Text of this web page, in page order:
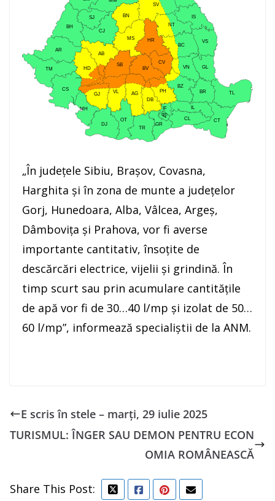
„În județele Sibiu, Brașov, Covasna,
Harghita și în zona de munte a județelor
Gorj, Hunedoara, Alba, Vâlcea, Argeș,
Dâmbovița și Prahova, vor fi averse
importante cantitativ, însoțite de
descărcări electrice, vijelii și grindină. În
timp scurt sau prin acumulare cantitățile
de apă vor fi de 30…40 l/mp și izolat de 50…
60 l/mp”, informează specialiștii de la ANM.
E scris în stele – marți, 29 iulie 2025
TURISMUL: ÎNGER SAU DEMON PENTRU ECON
OMIA ROMÂNEASCĂ
Share This Post: